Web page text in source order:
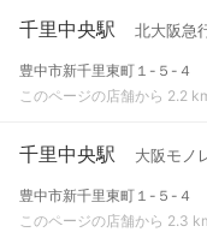
千里中央駅 北大阪急
豊中市新千里東町１-５-４
このページの店舗から 2.2
千里中央駅 大阪モノ
豊中市新千里東町１-５-４
このページの店舗から 2.3